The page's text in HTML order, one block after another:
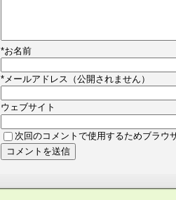
*お名前
*メールアドレス（公開されません）
ウェブサイト
次回のコメントで使用するためブラウ